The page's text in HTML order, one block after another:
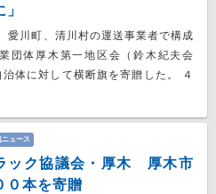
愛川町、清川村の運送事業者で構成
団体厚木第一地区会（鈴木紀夫会
体に対して横断旗を寄贈した。 ４
ニュース
ック協議会・厚木 厚木市
０本を寄贈